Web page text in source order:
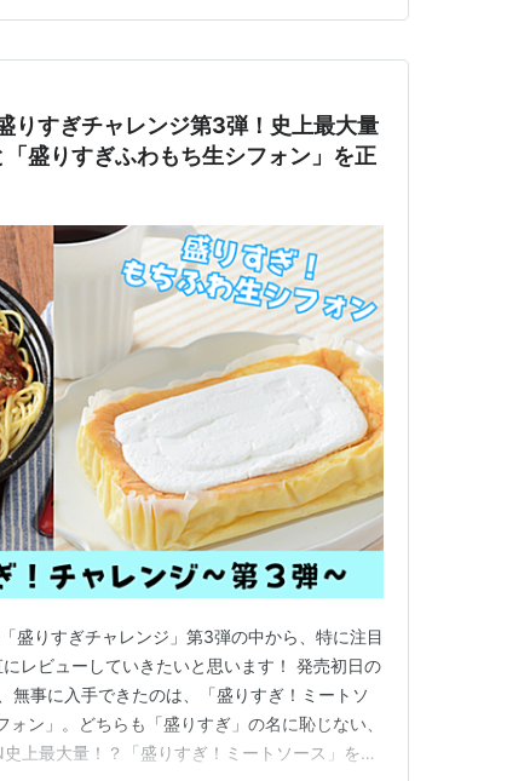
りすぎチャレンジ第3弾！史上最大量
「盛りすぎふわもち生シフォン」を正
盛りすぎチャレンジ」第3弾の中から、特に注目
レビューしていきたいと思います！ 発売初日の
無事に入手できたのは、「盛りすぎ！ミートソ
ン」。どちらも「盛りすぎ」の名に恥じない、
上最大量！？「盛りすぎ！ミートソース」を徹